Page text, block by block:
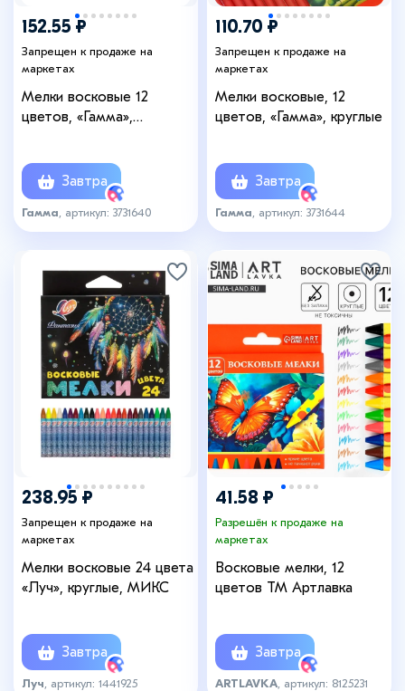
152.55 ₽
Запрещен к продаже на
маркетах
Мелки восковые 12
цветов, «Гамма»,
Завтра
Гамма , артикул: 3731640
110.70 ₽
Запрещен к продаже на
маркетах
Мелки восковые, 12
цветов, «Гамма», круглые
Завтра
Гамма , артикул: 3731644
238.95 ₽
Запрещен к продаже на
маркетах
Мелки восковые 24 цвета
«Луч», круглые, МИКС
Завтра
Луч , артикул: 1441925
41.58 ₽
Разрешён к продаже на
маркетах
Восковые мелки, 12
цветов ТМ Артлавка
Завтра
ARTLAVKA , артикул: 8125231